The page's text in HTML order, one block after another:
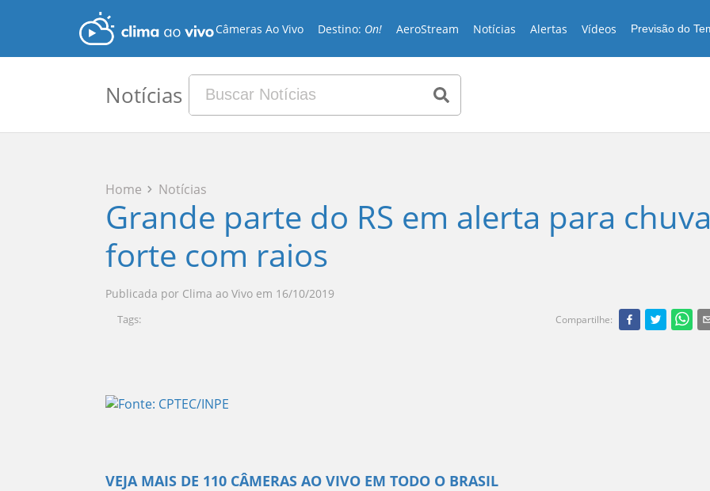
Câmeras Ao Vivo Destino: On! AeroStream Notícias Alertas Vídeos Previsão do
Notícias
Home Notícias
Grande parte do RS em alerta para chuva
forte com raios
Publicada por Clima ao Vivo em 16/10/2019
Tags: Compartilhe:
VEJA MAIS DE 110 CÂMERAS AO VIVO EM TODO O BRASIL